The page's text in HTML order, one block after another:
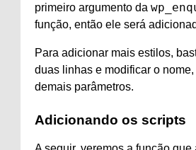
primeiro argumento da
função, então ele será
Para adicionar mais estilos,
duas linhas e modificar o
demais parâmetros.
Adicionando os scripts